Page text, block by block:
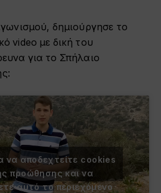
δημιούργησε το
video με δική του
για το Σπήλαιο
να αποδεχτείτε cookies
προώθησης και να
αυτό το περιεχόμενο